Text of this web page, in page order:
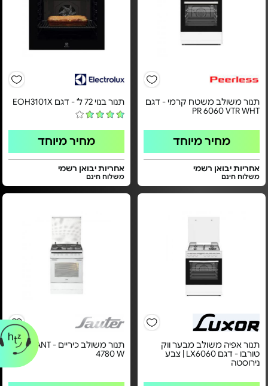
תנור משולב משטח קרמי - דגם
PR 6060 VTR WHT
מחיר מיוחד
אחריות יבואן רשמי
משלוח חינם
תנור בנוי 72 ל' - דגם EOH3101X
מחיר מיוחד
אחריות יבואן רשמי
משלוח חינם
תנור אפיה משולב מבער ווק
טורבו - דגם LX6060 | צבע
נירוסטה
תנור משולב כיריים - ELEGANT
4780 W